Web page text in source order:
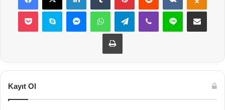
Pocket Skype MessengerWhatsAppTelegramViber Line E-Posta ile
Yazdır
Kayıt Ol